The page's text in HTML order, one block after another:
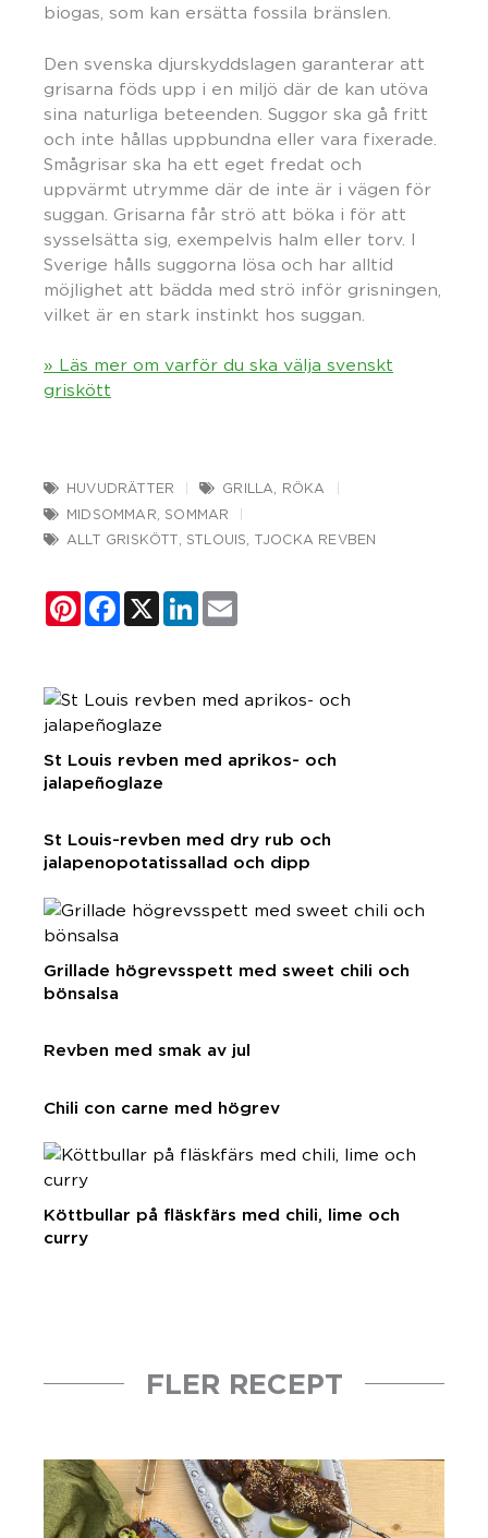
biogas, som kan ersätta fossila bränslen.
Den svenska djurskyddslagen garanterar att
grisarna föds upp i en miljö där de kan utöva
sina naturliga beteenden. Suggor ska gå fritt
och inte hållas uppbundna eller vara fixerade.
Smågrisar ska ha ett eget fredat och
uppvärmt utrymme där de inte är i vägen för
suggan. Grisarna får strö att böka i för att
sysselsätta sig, exempelvis halm eller torv. I
Sverige hålls suggorna lösa och har alltid
möjlighet att bädda med strö inför grisningen,
vilket är en stark instinkt hos suggan.
» Läs mer om varför du ska välja svenskt
griskött
HUVUDRÄTTER GRILLA
RÖKA
MIDSOMMAR
SOMMAR
ALLT GRISKÖTT
STLOUIS TJOCKA REVBEN
PinterestFacebook
X LinkedIn
St Louis revben med aprikos- och
jalapeñoglaze
St Louis-revben med dry rub och
jalapenopotatissallad och dipp
Grillade högrevsspett med sweet chili och
bönsalsa
Revben med smak av jul
Chili con carne med högrev
Köttbullar på fläskfärs med chili, lime och
curry
FLER RECEPT